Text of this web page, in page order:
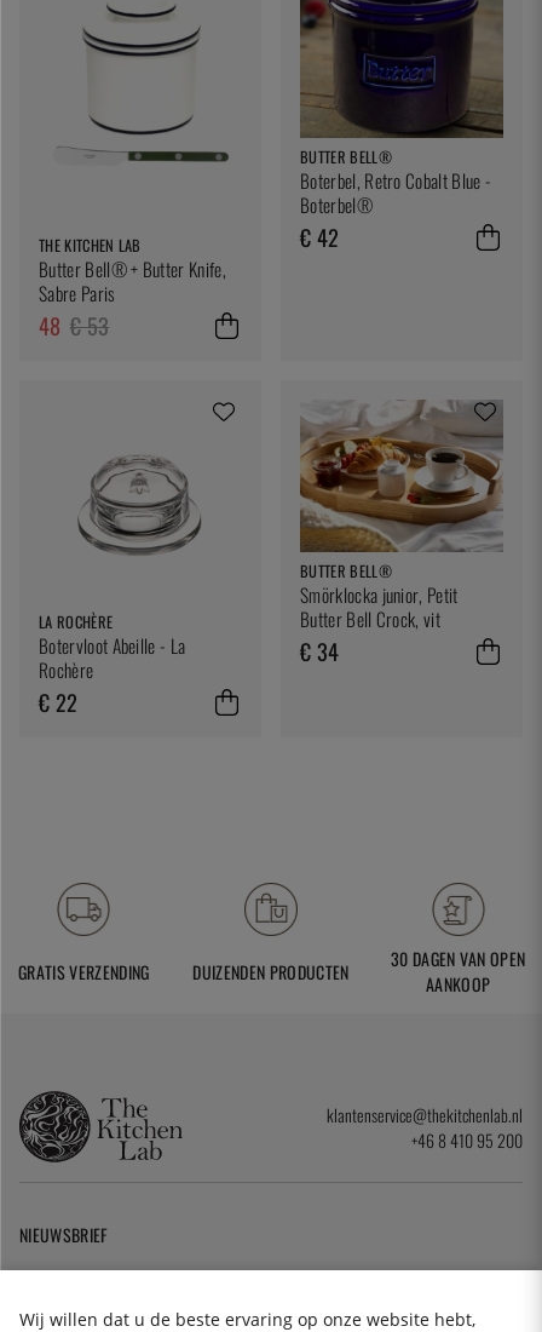
THE KITCHEN LAB
Butter Bell® + Butter Knife,
Sabre Paris
48 € 53
BUTTER BELL®
Boterbel, Retro Cobalt Blue -
Boterbel®
€ 42
LA ROCHÈRE
Botervloot Abeille - La
Rochère
€ 22
BUTTER BELL®
Smörklocka junior, Petit
Butter Bell Crock, vit
€ 34
GRATIS VERZENDING DUIZENDEN PRODUCTEN
30 DAGEN VAN OPEN
AANKOOP
klantenservice@thekitchenlab.nl
+46 8 410 95 200
NIEUWSBRIEF
Cookies
Wij willen dat u de beste ervaring op onze website hebt,